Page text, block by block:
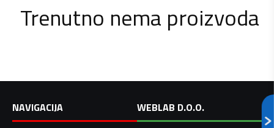
Trenutno nema proizvoda
NAVIGACIJA
WEBLAB D.O.O.